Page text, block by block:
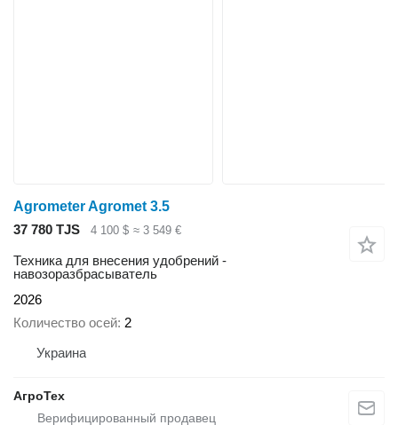
Agrometer Agromet 3.5
37 780 TJS
4 100 $ ≈ 3 549 €
Техника для внесения удобрений -
навозоразбрасыватель
2026
Количество осей 2
Украина
АгроТех